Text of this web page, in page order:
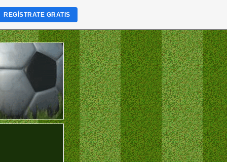
REGÍSTRATE GRATIS